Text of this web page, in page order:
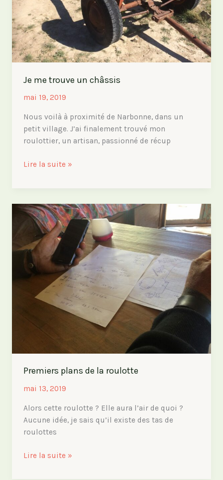
Je me trouve un châssis
mai 19, 2019
Nous voilà à proximité de Narbonne, dans un
petit village. J’ai finalement trouvé mon
roulottier, un artisan, passionné de récup
Je
châssis
Lire la suite »
Premiers plans de la roulotte
mai 13, 2019
Alors cette roulotte ? Elle aura l’air de quoi ?
Aucune idée, je sais qu’il existe des tas de
roulottes
Premiers
Lire la suite »